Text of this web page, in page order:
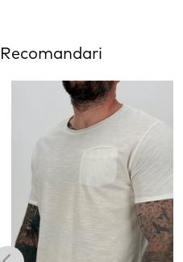
Recomandari